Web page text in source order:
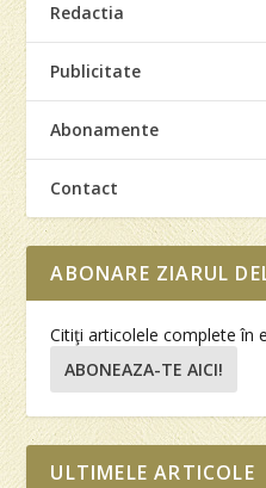
Redactia
Publicitate
Abonamente
Contact
ABONARE ZIARUL
Citiţi articolele complete în
ABONEAZA-TE AICI!
ULTIMELE ARTICOLE